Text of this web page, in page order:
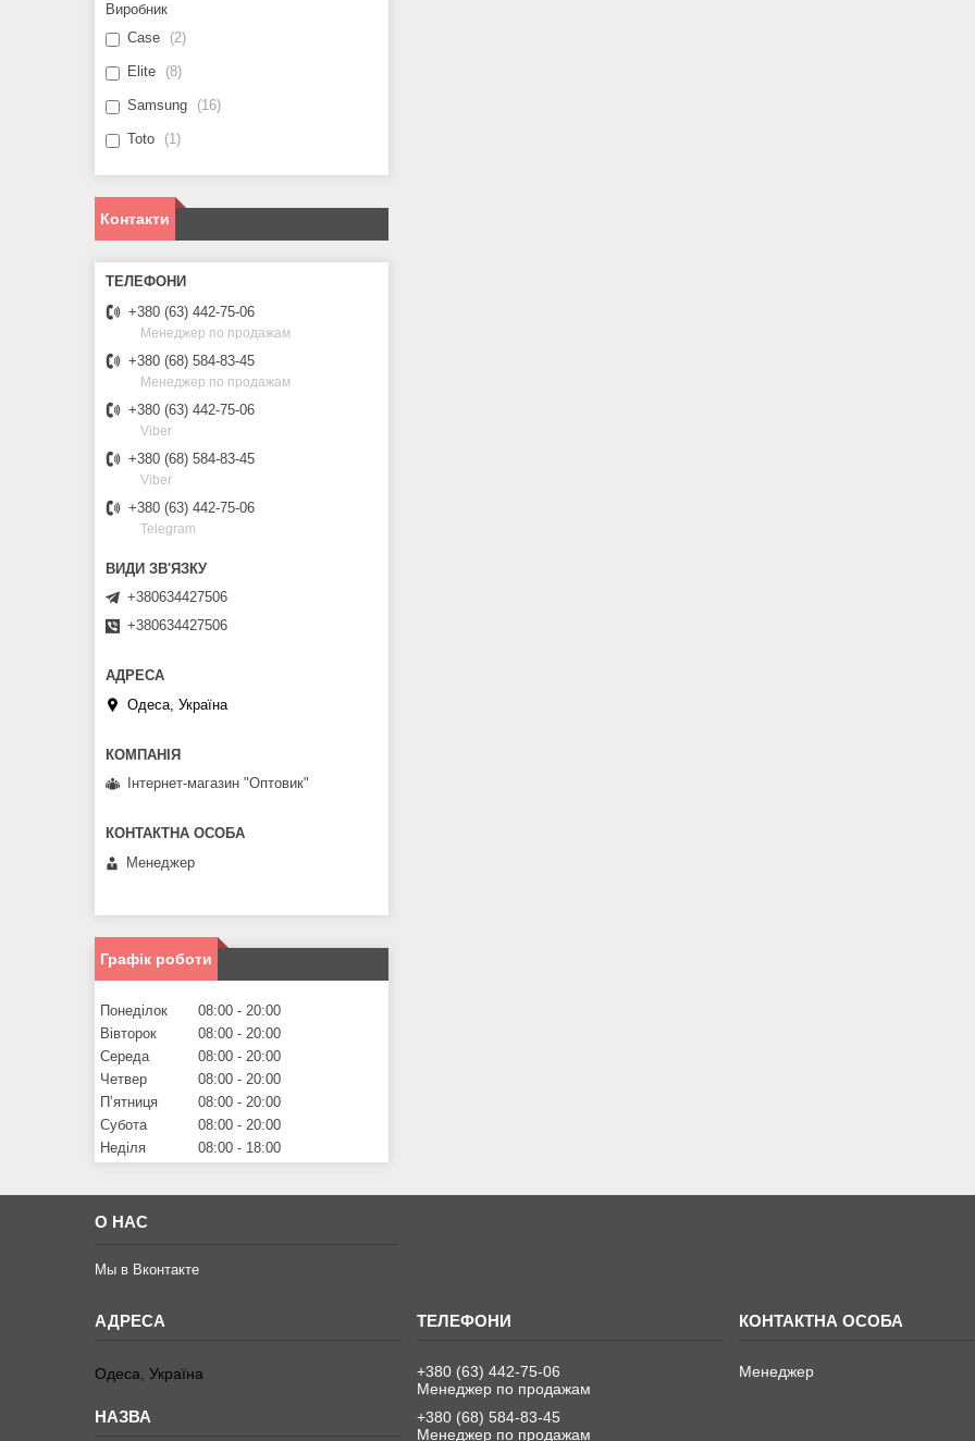
Виробник
Case
2
Elite 8
Samsung 16
Toto 1
Контакти
+380 (63) 442-75-06
Менеджер по продажам
+380 (68) 584-83-45
Менеджер по продажам
+380 (63) 442-75-06
Viber
+380 (68) 584-83-45
Viber
+380 (63) 442-75-06
Telegram
+380634427506
+380634427506
Одеса, Україна
Інтернет-магазин "Оптовик"
Менеджер
Графік роботи
Понеділок 08:00
20:00
Вівторок
08:00
20:00
Середа
08:00
20:00
Четвер
08:00
20:00
Пʼятниця
08:00
20:00
Субота
08:00
20:00
Неділя
08:00 18:00
О НАС
Мы в Вконтакте
Одеса, Україна
+380 (63) 442-75-06
Менеджер по продажам
+380 (68) 584-83-45
Менеджер по продажам
Менеджер